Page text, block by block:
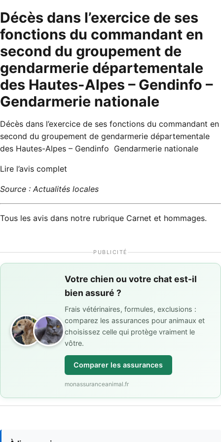
Décès dans l’exercice de ses
fonctions du commandant en
second du groupement de
gendarmerie départementale
des Hautes-Alpes – Gendinfo –
Gendarmerie nationale
Décès dans l’exercice de ses fonctions du commandant en
second du groupement de gendarmerie départementale
des Hautes-Alpes – Gendinfo Gendarmerie nationale
Lire l’avis complet
Source : Actualités locales
Tous les avis dans notre rubrique Carnet et hommages.
PUBLICITÉ
Votre chien ou votre chat est-il
bien assuré ?
Frais vétérinaires, formules, exclusions :
comparez les assurances pour animaux et
choisissez celle qui protège vraiment le
vôtre.
Comparer les assurances
monassuranceanimal.fr